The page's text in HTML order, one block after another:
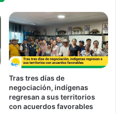
Tras tres días de
negociación, indígenas
regresan a sus territorios
con acuerdos favorables